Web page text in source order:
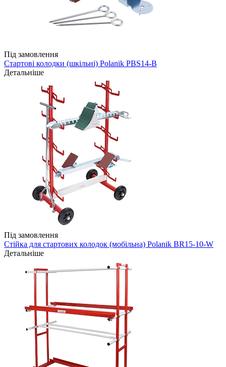
Під замовлення
Стартові колодки (шкільні) Polanik PBS14-B
Детальніше
Під замовлення
Стійка для стартових колодок (мобільна) Polanik BR15-10-W
Детальніше